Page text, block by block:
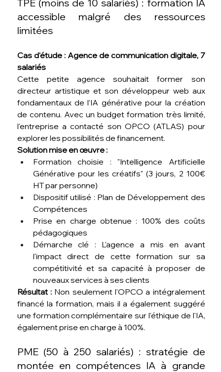
TPE (moins de 10 salariés) : formation IA
accessible malgré des ressources
limitées
Cas d'étude : Agence de communication digitale, 7
salariés
Cette petite agence souhaitait former son
directeur artistique et son développeur web aux
fondamentaux de l'IA générative pour la création
de contenu. Avec un budget formation très limité,
l'entreprise a contacté son OPCO (ATLAS) pour
explorer les possibilités de financement.
Solution mise en œuvre :
Formation choisie : "Intelligence Artificielle
Générative pour les créatifs" (3 jours, 2 100€
HT par personne)
Dispositif utilisé : Plan de Développement des
Compétences
Prise en charge obtenue : 100% des coûts
pédagogiques
Démarche clé : L'agence a mis en avant
l'impact direct de cette formation sur sa
compétitivité et sa capacité à proposer de
nouveaux services à ses clients
Résultat : Non seulement l'OPCO a intégralement
financé la formation, mais il a également suggéré
une formation complémentaire sur l'éthique de l'IA,
également prise en charge à 100%.
PME (50 à 250 salariés) : stratégie de
montée en compétences IA à grande